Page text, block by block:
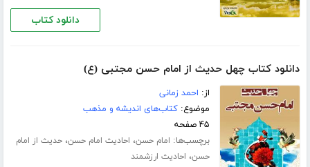
دانلود کتاب
دانلود کتاب چهل حدیث از امام حسن مجتبی (ع)
از: احمد زمانی
موضوع:کتاب‌های اندیشه و مذهب
۴۵ صفحه
برچسب‌ها: امام حسن، احادیث امام حسن،حدیث از امام
حسن، احادیث ارزشمند